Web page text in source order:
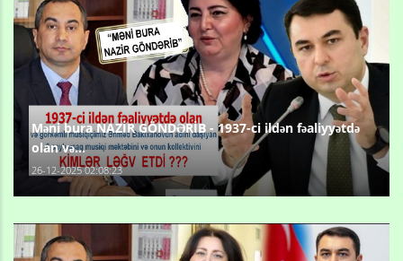
Məni bura NAZİR GÖNDƏRİB - 1937-ci ildən fəaliyyətdə
olan və...
26-12-2025 02:08:23